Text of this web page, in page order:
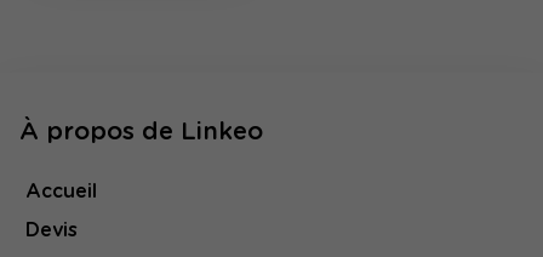
À propos de Linkeo
Accueil
Devis